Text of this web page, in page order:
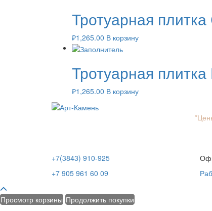
Тротуарная
₽1,265.00 В корзину
Тротуарная
₽1,265.00 В корзину
+7(3843) 910-925
+7 905 961 60 09
Просмотр корзины Продолжить покупки